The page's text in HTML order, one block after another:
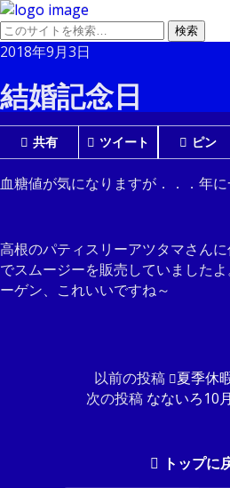
2018年9月3日
結婚記念日
共有 ツイート ピン
血糖値が気になりますが．．．年
高根のパティスリーアツタマさん
でスムージーを販売していました
ーゲン、これいいですね～
以前の投稿
夏季休
次の投稿 なないろ10
トップに